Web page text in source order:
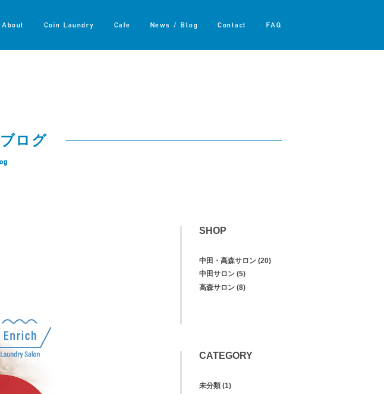
About Coin Laundry Cafe News / Blog Contact FAQ
ログ
SHOP
中田・高森サロン (20)
中田サロン (5)
高森サロン (8)
CATEGORY
未分類 (1)